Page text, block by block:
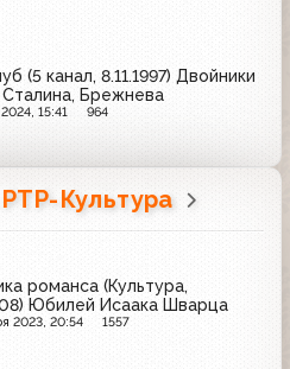
(5 канал, 8.11.1997) Двойники
Сталина, Брежнева
15:41 964
РТР-Культура
романса (Культура,
Юбилей Исаака Шварца
2023, 20:54 1557